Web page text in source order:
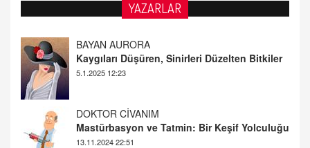
YAZARLAR
DOKTOR CİVANIM
Mastürbasyon ve Tatmin: Bir Keşif Yolculuğu
13.11.2024 22:51
ALİ EFENDİ
Adana At Yarışı Tahminleri | 21 Aralık
Cumartesi